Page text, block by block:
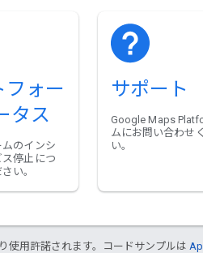
フォー
タス
のインシ
停止につ
い。
サポート
Google Maps
ムにお問い合わせ
い。
使用許諾されます。コードサンプルは